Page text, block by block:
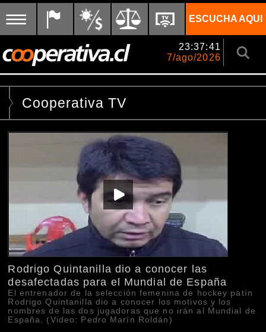
ESCUCHA AQUI
23:37:41
7/ago/2026
Cooperativa TV
Rodrigo Quintanilla dio a conocer las
desafectadas para el Mundial de España
El entrenador de la selección femenina de hockey patín
Rodrigo Quintanilla dio a conocer los motivos y los
nombres de las dos jugadoras que no irán al Mundial de
España. (Video: Pedro Marín Roldán)